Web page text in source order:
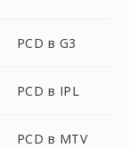
PCD в G3
PCD в IPL
PCD в MTV